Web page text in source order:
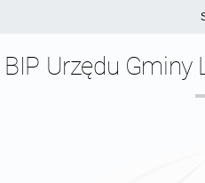
BIP Urzędu Gminy